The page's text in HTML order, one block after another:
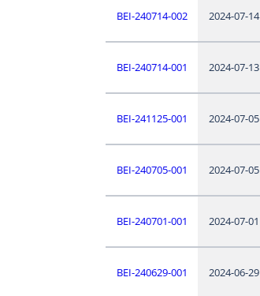
BEI-240714-002 2024-07-14
BEI-240714-001 2024-07-13
BEI-241125-001 2024-07-05
BEI-240705-001 2024-07-05
BEI-240701-001 2024-07-01
BEI-240629-001 2024-06-29